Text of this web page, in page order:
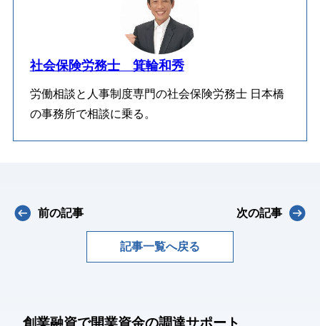
社会保険労務士 箕輪和秀
労働相談と人事制度専門の社会保険労務士 日本橋
の事務所で相談に乗る。
前の記事
記事一覧へ戻る
次の記事
創業融資で開業資金の調達サポート